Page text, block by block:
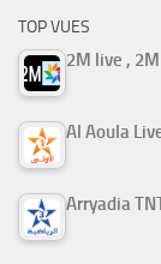
TOP VUES
2M live ,
Al Aoula
Arryadia